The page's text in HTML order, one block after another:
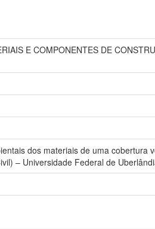
E COMPONENTES DE
dos materiais de uma cobertura
– Universidade Federal de